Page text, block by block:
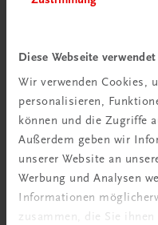
Diese Webseite
Wir verwenden Cookies,
personalisieren,
können und die Zugriffe
Außerdem geben wir
unserer Website an
Werbung und Analysen
Informationen
zusammen, die Sie
Rabattcode erhalten
Newsletter
&